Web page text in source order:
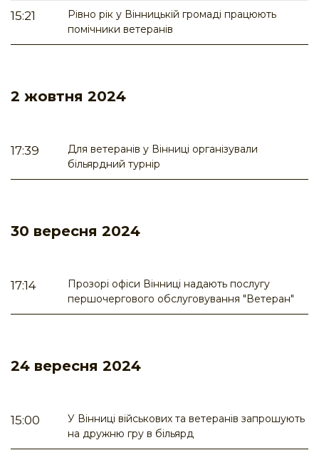
15:21
Рівно рік у Вінницькій громаді працюють
помічники ветеранів
2 жовтня 2024
17:39
Для ветеранів у Вінниці організували
більярдний турнір
30 вересня 2024
17:14
Прозорі офіси Вінниці надають послугу
першочергового обслуговування "Ветеран"
24 вересня 2024
15:00
У Вінниці військових та ветеранів запрошують
на дружню гру в більярд